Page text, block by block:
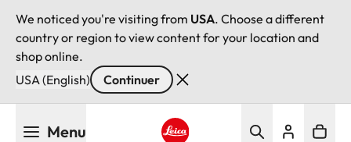
We noticed you're visiting from USA. Choose a different
country or region to view content for your location and
shop online.
USA (English)
Continuer
Menu